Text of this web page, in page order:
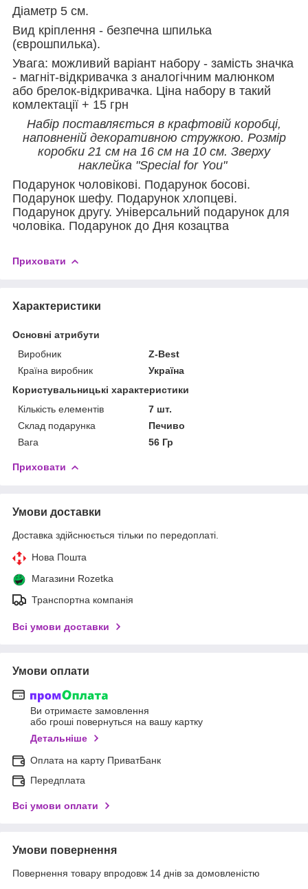
Діаметр 5 см.
Вид кріплення - безпечна шпилька
(єврошпилька).
Увага: можливий варіант набору - замість значка
- магніт-відкривачка з аналогічним малюнком
або брелок-відкривачка. Ціна набору в такий
комлектації + 15 грн
Набір поставляється в крафтовій коробці,
наповненій декоративною стружкою. Розмір
коробки 21 см на 16 см на 10 см. Зверху
наклейка "Special for You"
Подарунок чоловікові. Подарунок босові.
Подарунок шефу. Подарунок хлопцеві.
Подарунок другу. Універсальний подарунок для
чоловіка. Подарунок до Дня козацтва
Приховати
Характеристики
Основні атрибути
Виробник
Z-Best
Країна виробник
Україна
Користувальницькі характеристики
Кількість елементів
7 шт.
Склад подарунка
Печиво
Вага
56 Гр
Приховати
Умови доставки
Доставка здійснюється тільки по передоплаті.
Нова Пошта
Магазини Rozetka
Транспортна компанія
Всі умови доставки
Умови оплати
Ви отримаєте замовлення
або гроші повернуться на вашу картку
Детальніше
Оплата на карту ПриватБанк
Передплата
Всі умови оплати
Умови повернення
Повернення товару впродовж 14 днів за домовленістю